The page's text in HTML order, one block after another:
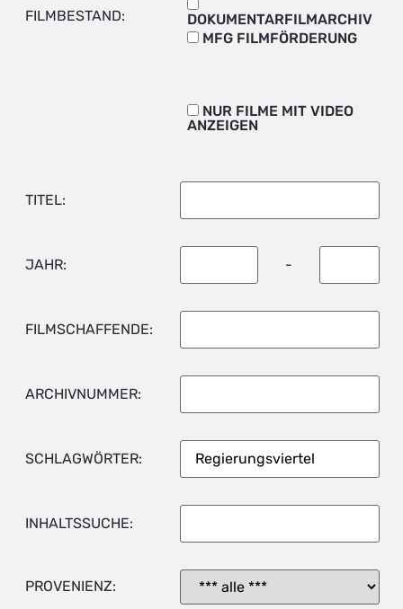
FILMBESTAND:
DOKUMENTARFILMARCHIV
MFG FILMFÖRDERUNG
NUR FILME MIT VIDEO
ANZEIGEN
TITEL:
JAHR: -
FILMSCHAFFENDE:
ARCHIVNUMMER:
SCHLAGWÖRTER:
INHALTSSUCHE:
PROVENIENZ: